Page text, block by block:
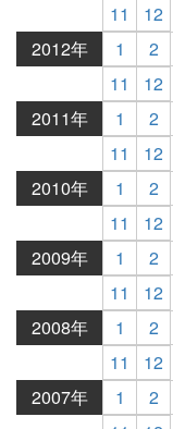
11
12
2012年
1 2
11
12
2011年
1 2
11
12
2010年
1 2
11
12
2009年
1 2
11
12
2008年
1 2
11
12
2007年
1 2